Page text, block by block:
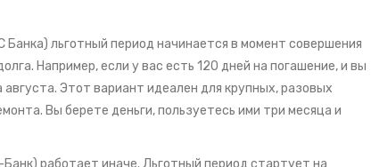
Банка) льготный период начинается в момент совершения
Например, если у вас есть 120 дней на погашение, и вы
Этот вариант идеален для крупных, разовых
Вы берете деньги, пользуетесь ими три месяца и